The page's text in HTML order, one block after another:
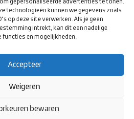
gepersonaliseerde advertenties te tonen.
technologieën kunnen we gegevens zoals
op deze site verwerken. Als je geen
intrekt, kan dit een nadelige
functies en mogelijkheden.
Accepteer
Weigeren
bewaren